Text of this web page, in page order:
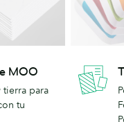
MOO
tierra para
tu